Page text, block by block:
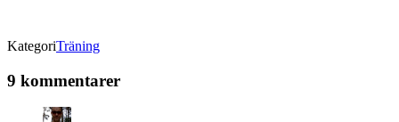
KategoriTräning
9 kommentarer